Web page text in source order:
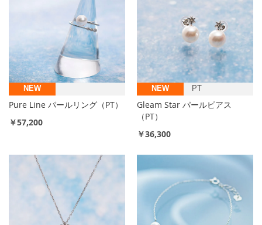
NEW
Pure Line パールリング（PT）
￥57,200
NEW PT
Gleam Star パールピアス
（PT）
￥36,300